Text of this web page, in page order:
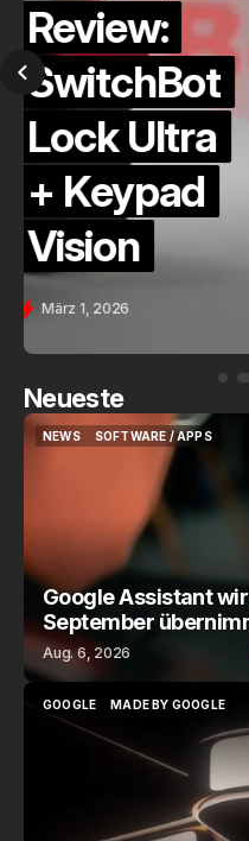
Home
Assistant
Voice
Feb. 9, 2026
Neueste
NEWS
SOFTWARE / APPS
SOFTWARE / APPS
Google Assistant
September
Aug. 6, 2026
GOOGLE
GOOGLE
MADE BY GOOGLE